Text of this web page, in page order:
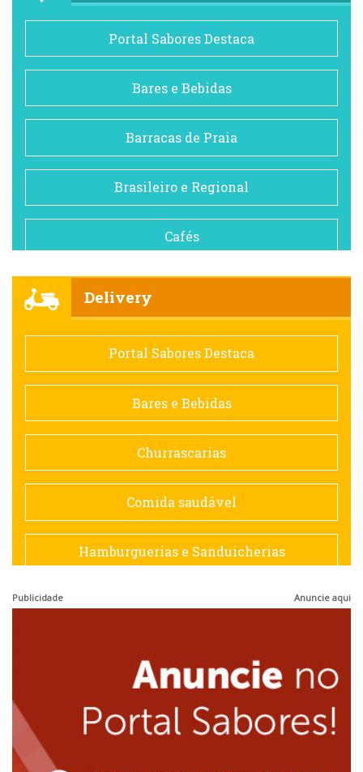
Portal Sabores Destaca
Bares e Bebidas
Barracas de Praia
Brasileiro e Regional
Cafés
Comida saudável
Contemporânea
Doceria
Espanhola
Francesa
Japonesa e Oriental
Lanchonetes
Delivery
Portal Sabores Destaca
Bares e Bebidas
Churrascarias
Comida saudável
Hamburguerias e Sanduicherias
Publicidade Anuncie aqui